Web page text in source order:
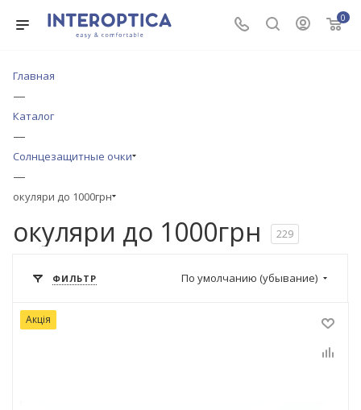
0
Главная
—
Каталог
—
Солнцезащитные очки
—
окуляри до 1000грн
окуляри до 1000грн 229
ФИЛЬТР По умолчанию (убывание)
Акція